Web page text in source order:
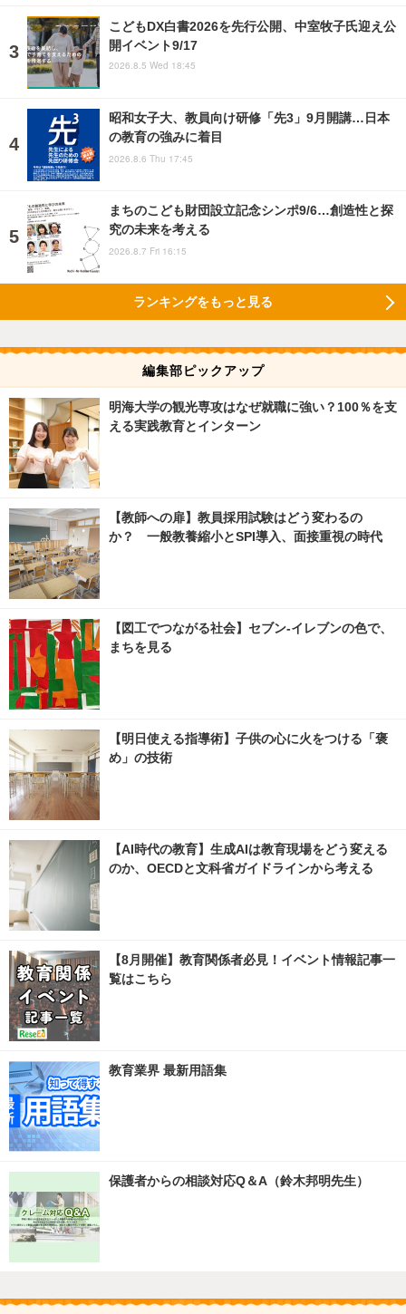
こどもDX白書2026を先行公開、中室牧子氏迎え公
開イベント9/17
2026.8.5 Wed 18:45
昭和女子大、教員向け研修「先3」9月開講…日本
の教育の強みに着目
2026.8.6 Thu 17:45
まちのこども財団設立記念シンポ9/6…創造性と探
究の未来を考える
2026.8.7 Fri 16:15
ランキングをもっと見る
編集部ピックアップ
明海大学の観光専攻はなぜ就職に強い？100％を支
える実践教育とインターン
【教師への扉】教員採用試験はどう変わるの
か？ 一般教養縮小とSPI導入、面接重視の時代
【図工でつながる社会】セブン‐イレブンの色で、
まちを見る
【明日使える指導術】子供の心に火をつける「褒
め」の技術
【AI時代の教育】生成AIは教育現場をどう変える
のか、OECDと文科省ガイドラインから考える
【8月開催】教育関係者必見！イベント情報記事一
覧はこちら
教育業界 最新用語集
保護者からの相談対応Q＆A（鈴木邦明先生）